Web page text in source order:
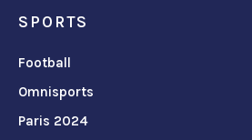
SPORTS
Football
Omnisports
Paris 2024